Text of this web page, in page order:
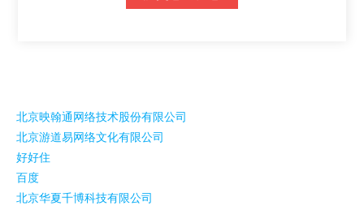
北京映翰通网络技术股份有限公司
北京游道易网络文化有限公司
好好住
百度
北京华夏千博科技有限公司